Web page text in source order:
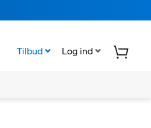
Tilbud Log ind